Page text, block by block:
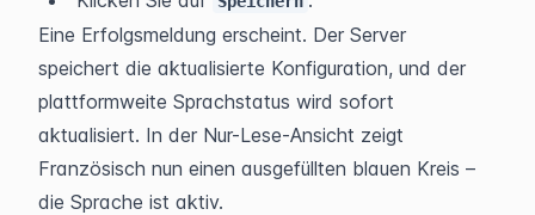
Eine Erfolgsmeldung erscheint. Der Server
speichert die aktualisierte Konfiguration, und der
plattformweite Sprachstatus wird sofort
aktualisiert. In der Nur-Lese-Ansicht zeigt
Französisch nun einen ausgefüllten blauen Kreis –
die Sprache ist aktiv.